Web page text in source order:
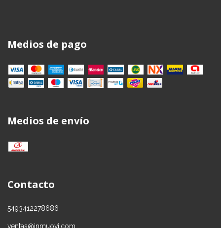
Medios de pago
Medios de envío
Contacto
5493412278686
ventas@inmuovi.com